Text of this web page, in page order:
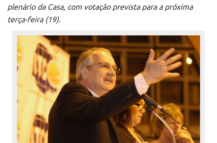
plenário da Casa, com votação prevista para a próxima
terça-feira (19).